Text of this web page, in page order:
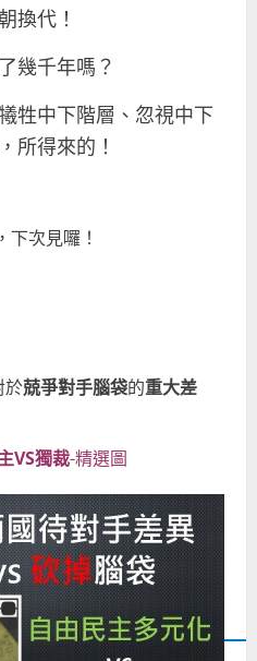
換代！
幾千年嗎？
牲中下階層、忽視中下
所得來的！
次見囉！
於兢爭對手腦袋的重大差
VS獨裁-精選圖